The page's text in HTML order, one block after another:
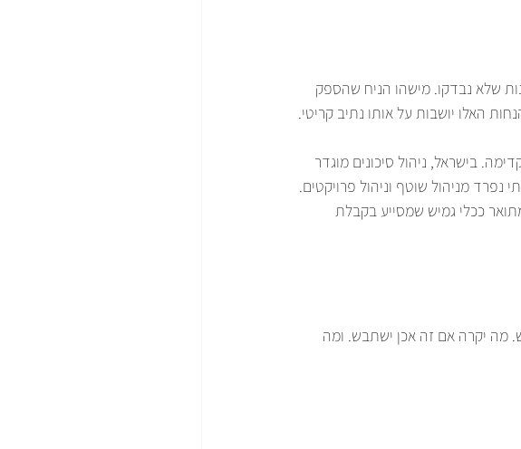
שלא נבדקו. מישהו הניח שהספק
האלו יושבות על אותו נתיב קריטי.
בישראל, ניהול סיכונים מוגדר
נפרד מניהול שוטף וניהול פרויקטים.
ככלי גמיש שמסייע בקבלת
מה יקרה אם זה אכן ישתבש. ומה